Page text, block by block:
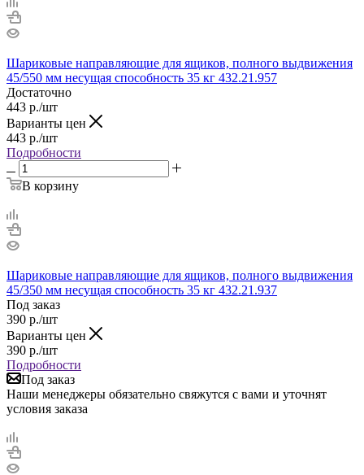
Шариковые направляющие для ящиков, полного выдвижения
45/550 мм несущая способность 35 кг 432.21.957
Достаточно
443 р./шт
Варианты цен
443 р./шт
Подробности
В корзину
Шариковые направляющие для ящиков, полного выдвижения
45/350 мм несущая способность 35 кг 432.21.937
Под заказ
390 р./шт
Варианты цен
390 р./шт
Подробности
Под заказ
Наши менеджеры обязательно свяжутся с вами и уточнят
условия заказа